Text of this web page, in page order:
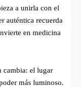
a unirla con el
auténtica recuerda
en medicina
cambia: el lugar
más luminoso.